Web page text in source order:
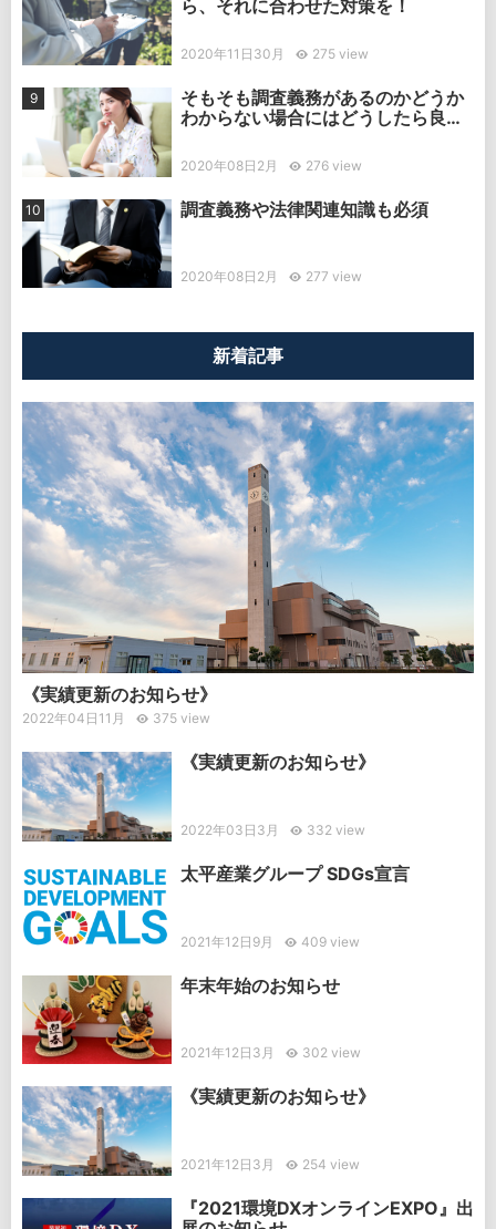
ら、それに合わせた対策を！
2020年11日30月 275 view
そもそも調査義務があるのかどうか
わからない場合にはどうしたら良
2020年08日2月 276 view
調査義務や法律関連知識も必須
2020年08日2月 277 view
新着記事
《実績更新のお知らせ》
2022年04日11月 375 view
《実績更新のお知らせ》
2022年03日3月 332 view
太平産業グループ SDGs宣言
2021年12日9月 409 view
年末年始のお知らせ
2021年12日3月 302 view
《実績更新のお知らせ》
2021年12日3月 254 view
『2021環境DXオンラインEXPO』出